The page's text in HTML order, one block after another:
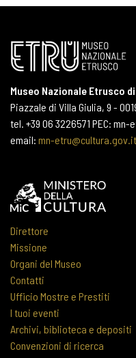
Museo Nazionale Etrusco
Piazzale di Villa Giulia, 9 -
tel. +39 06 3226571 PEC:
email: mn-etru@cultura.gov.it
Direttore
Missione
Organi del Museo
Contatti
Ufficio Mostre e Prestiti
I tuoi eventi
Archivi, biblioteca e depositi
Convenzioni di ricerca